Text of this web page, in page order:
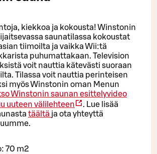
kiekkoa ja kokousta! Winstonin
saunatilassa kokoustat
tiimoilta ja vaikka Wii:tä
puhumattakaan. Television
voit nauttia kätevästi suoraan
Tilassa voit nauttia perinteisen
myös Winstonin oman Menun
Winstonin saunan esittelyvideo
uuteen välilehteen
. Lue lisää
täältä ja ota yhteyttä
70 m2